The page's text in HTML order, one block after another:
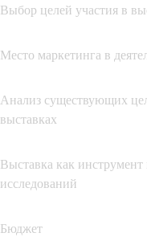
Выбор целей участия в
Место маркетинга в
Анализ существующих
выставках
Выставка как
исследований
Бюджет